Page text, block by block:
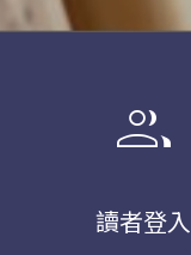
group
讀者登入